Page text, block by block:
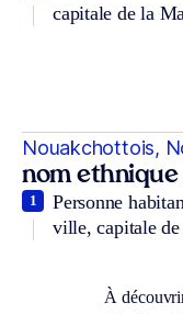
capitale de la
Nouakchottois,
nom ethnique
Personne
ville, capitale
1
À